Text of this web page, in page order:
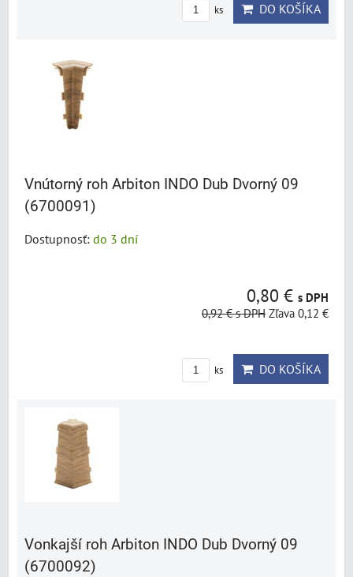
ks DO KOŠÍKA
Vnútorný roh Arbiton INDO Dub Dvorný 09
(6700091)
Dostupnosť: do 3 dní
0,80 € s DPH
0,92 €s DPH Zľava 0,12 €
ks DO KOŠÍKA
Vonkajší roh Arbiton INDO Dub Dvorný 09
(6700092)